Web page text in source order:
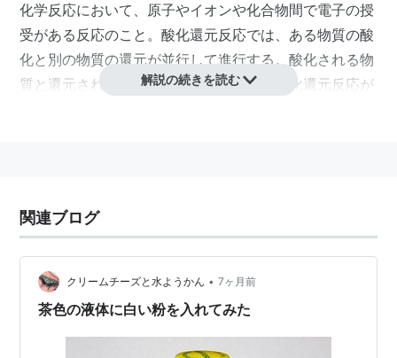
化学反応において、原子やイオンや化合物間で電子の授
受がある反応のこと。酸化還元反応では、ある物質の酸
化と別の物質の還元が並行して進行する。酸化される物
質と還元される物質があってはじめて、酸化還元反応が
解説の続きを読む
関連ブログ
クリームチーズと水ようかん • 7ヶ月前
茶色の液体に白い粉を入れてみた